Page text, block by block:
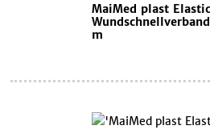
MaiMed plast Elastic
m